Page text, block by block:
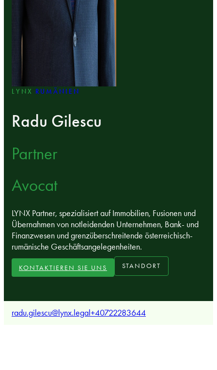
LYNX RUMÄNIEN
Radu Gilescu
Partner
Avocat
LYNX Partner, spezialisiert auf Immobilien, Fusionen und
Übernahmen von notleidenden Unternehmen, Bank- und
Finanzwesen und grenzüberschreitende österreichisch-
rumänische Geschäftsangelegenheiten.
KONTAKTIEREN SIE UNS STANDORT
radu.gilescu@lynx.legal+40722283644